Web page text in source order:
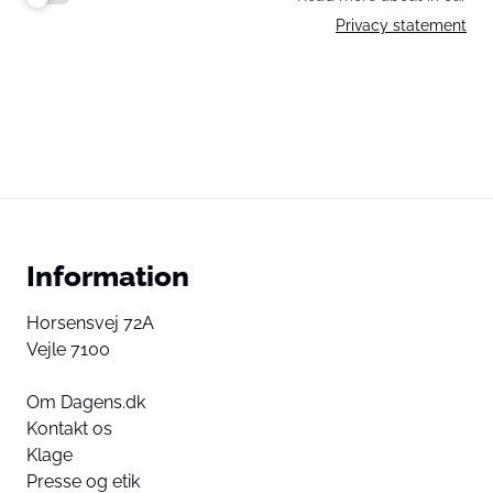
Privacy statement
Information
Horsensvej 72A
Vejle 7100
Om Dagens.dk
Kontakt os
Klage
Presse og etik